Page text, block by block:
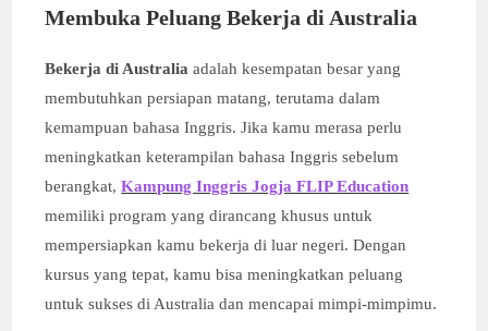
Membuka Peluang Bekerja di Australia
Bekerja di Australia adalah kesempatan besar yang
membutuhkan persiapan matang, terutama dalam
kemampuan bahasa Inggris. Jika kamu merasa perlu
meningkatkan keterampilan bahasa Inggris sebelum
berangkat,Kampung Inggris Jogja FLIP Education
memiliki program yang dirancang khusus untuk
mempersiapkan kamu bekerja di luar negeri. Dengan
kursus yang tepat, kamu bisa meningkatkan peluang
untuk sukses di Australia dan mencapai mimpi-mimpimu.